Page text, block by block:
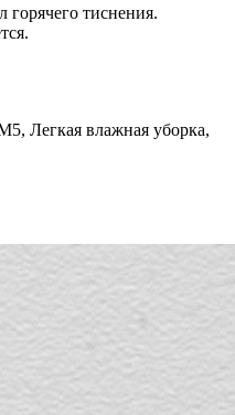
тиснения.
Легкая влажная уборка,